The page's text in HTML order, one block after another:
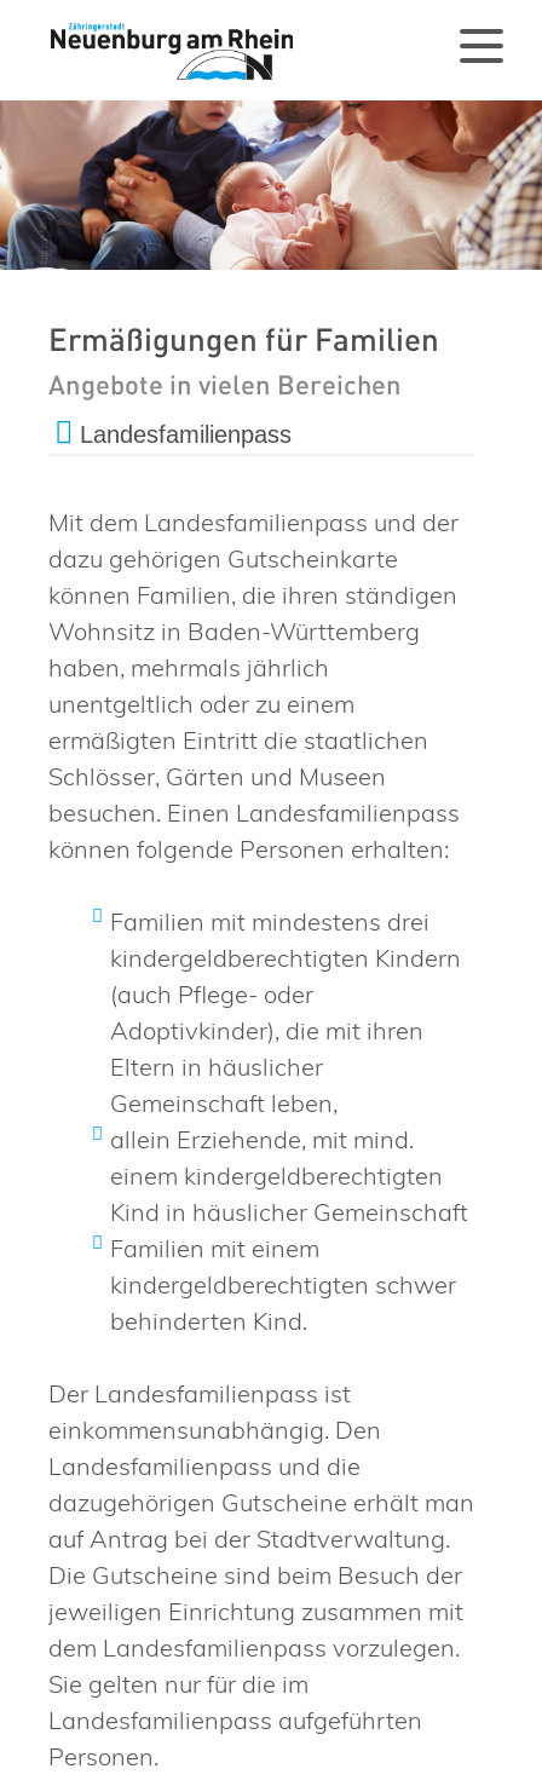
Ermäßigungen für Familien
Angebote in vielen Bereichen
Landesfamilienpass
Mit dem Landesfamilienpass und der
dazu gehörigen Gutscheinkarte
können Familien, die ihren ständigen
Wohnsitz in Baden-Württemberg
haben, mehrmals jährlich
unentgeltlich oder zu einem
ermäßigten Eintritt die staatlichen
Schlösser, Gärten und Museen
besuchen. Einen Landesfamilienpass
können folgende Personen erhalten:
Familien mit mindestens drei
kindergeldberechtigten Kindern
(auch Pflege- oder
Adoptivkinder), die mit ihren
Eltern in häuslicher
Gemeinschaft leben,
allein Erziehende, mit mind.
einem kindergeldberechtigten
Kind in häuslicher Gemeinschaft
Familien mit einem
kindergeldberechtigten schwer
behinderten Kind.
Der Landesfamilienpass ist
einkommensunabhängig. Den
Landesfamilienpass und die
dazugehörigen Gutscheine erhält man
auf Antrag bei der Stadtverwaltung.
Die Gutscheine sind beim Besuch der
jeweiligen Einrichtung zusammen mit
dem Landesfamilienpass vorzulegen.
Sie gelten nur für die im
Landesfamilienpass aufgeführten
Personen.